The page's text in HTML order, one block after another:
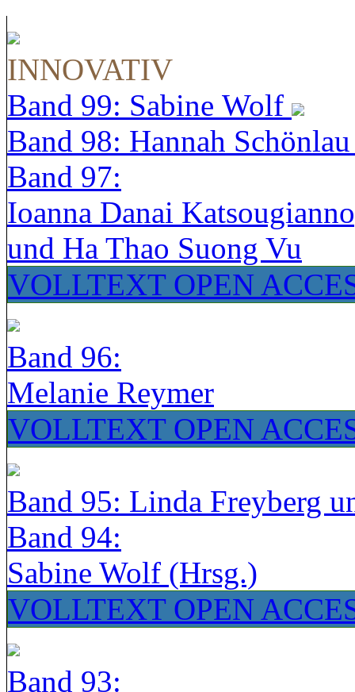
INNOVATIV
Band 99: Sabine Wolf
Band 98: Hannah
Band 97:
Ioanna Danai
und Ha Thao Suong Vu
VOLLTEXT OPEN
Band 96:
Melanie Reymer
VOLLTEXT OPEN
Band 95: Linda Freyberg
Band 94:
Sabine Wolf (Hrsg.)
VOLLTEXT OPEN
Band 93: